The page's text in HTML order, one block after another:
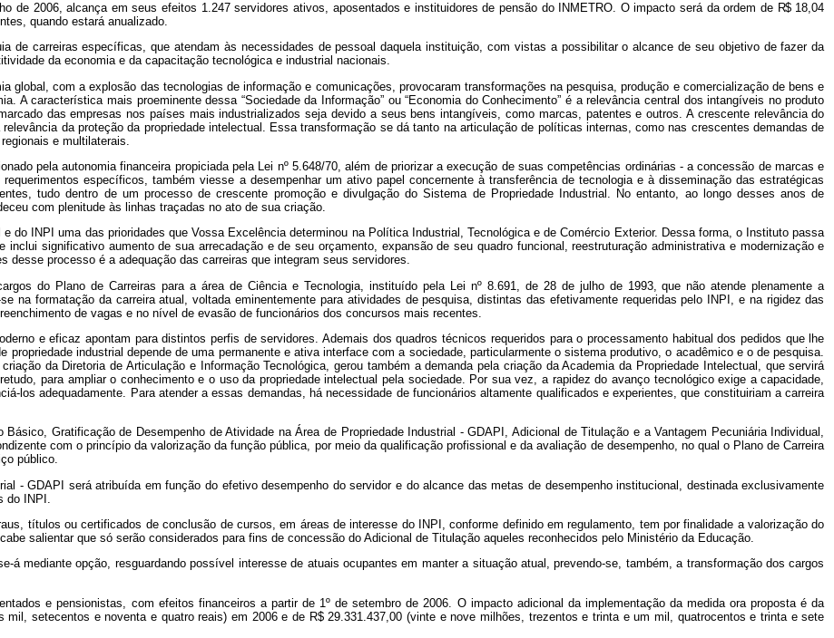
de 2006, alcança em seus efeitos 1.247 servidores ativos, aposentados e instituidores de pensão do INMETRO. O impacto será da ordem de R$ 18,04
quando estará anualizado.
de carreiras específicas, que atendam às necessidades de pessoal daquela instituição, com vistas a possibilitar o alcance de seu objetivo de fazer da
da economia e da capacitação tecnológica e industrial nacionais.
global, com a explosão das tecnologias de informação e comunicações, provocaram transformações na pesquisa, produção e comercialização de bens e
A característica mais proeminente dessa “Sociedade da Informação” ou “Economia do Conhecimento” é a relevância central dos intangíveis no produto
das empresas nos países mais industrializados seja devido a seus bens intangíveis, como marcas, patentes e outros. A crescente relevância do
da proteção da propriedade intelectual. Essa transformação se dá tanto na articulação de políticas internas, como nas crescentes demandas de
e multilaterais.
pela autonomia financeira propiciada pela Lei nº 5.648/70, além de priorizar a execução de suas competências ordinárias - a concessão de marcas e
específicos, também viesse a desempenhar um ativo papel concernente à transferência de tecnologia e à disseminação das estratégicas
tudo dentro de um processo de crescente promoção e divulgação do Sistema de Propriedade Industrial. No entanto, ao longo desses anos de
com plenitude às linhas traçadas no ato de sua criação.
do INPI uma das prioridades que Vossa Excelência determinou na Política Industrial, Tecnológica e de Comércio Exterior. Dessa forma, o Instituto passa
significativo aumento de sua arrecadação e de seu orçamento, expansão de seu quadro funcional, reestruturação administrativa e modernização e
processo é a adequação das carreiras que integram seus servidores.
do Plano de Carreiras para a área de Ciência e Tecnologia, instituído pela Lei nº 8.691, de 28 de julho de 1993, que não atende plenamente a
na formatação da carreira atual, voltada eminentemente para atividades de pesquisa, distintas das efetivamente requeridas pelo INPI, e na rigidez das
de vagas e no nível de evasão de funcionários dos concursos mais recentes.
e eficaz apontam para distintos perfis de servidores. Ademais dos quadros técnicos requeridos para o processamento habitual dos pedidos que lhe
industrial depende de uma permanente e ativa interface com a sociedade, particularmente o sistema produtivo, o acadêmico e o de pesquisa.
da Diretoria de Articulação e Informação Tecnológica, gerou também a demanda pela criação da Academia da Propriedade Intelectual, que servirá
para ampliar o conhecimento e o uso da propriedade intelectual pela sociedade. Por sua vez, a rapidez do avanço tecnológico exige a capacidade,
los adequadamente. Para atender a essas demandas, há necessidade de funcionários altamente qualificados e experientes, que constituiriam a carreira
Gratificação de Desempenho de Atividade na Área de Propriedade Industrial - GDAPI, Adicional de Titulação e a Vantagem Pecuniária Individual,
com o princípio da valorização da função pública, por meio da qualificação profissional e da avaliação de desempenho, no qual o Plano de Carreira
público.
- GDAPI será atribuída em função do efetivo desempenho do servidor e do alcance das metas de desempenho institucional, destinada exclusivamente
do INPI.
títulos ou certificados de conclusão de cursos, em áreas de interesse do INPI, conforme definido em regulamento, tem por finalidade a valorização do
salientar que só serão considerados para fins de concessão do Adicional de Titulação aqueles reconhecidos pelo Ministério da Educação.
á mediante opção, resguardando possível interesse de atuais ocupantes em manter a situação atual, prevendo-se, também, a transformação dos cargos
e pensionistas, com efeitos financeiros a partir de 1º de setembro de 2006. O impacto adicional da implementação da medida ora proposta é da
mil, setecentos e noventa e quatro reais) em 2006 e de R$ 29.331.437,00 (vinte e nove milhões, trezentos e trinta e um mil, quatrocentos e trinta e sete